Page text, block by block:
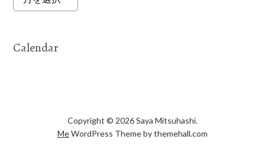
Calendar
Copyright © 2026 Saya Mitsuhashi.
MeWordPress Theme by themehall.com